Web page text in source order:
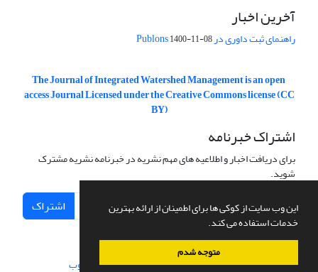
این وب سایت از کوکی ها برای اطمینان از ارائه بهترین
خدمات استفاده می کند.
متوجه شدم
آخرین اخبار
راهنمای ثبت داوری در Publons1400-11-08
The Journal of Integrated Watershed Management is an open
access Journal Licensed under the Creative Commons license (CC
BY)
اشتراک خبرنامه
برای دریافت اخبار و اطلاعیه های مهم نشریه در خبرنامه نشریه مشترک
شوید.
اشتراک
سامانه مدیریت نشریات علمی.طراحی و پیاده سازی از سیناوب